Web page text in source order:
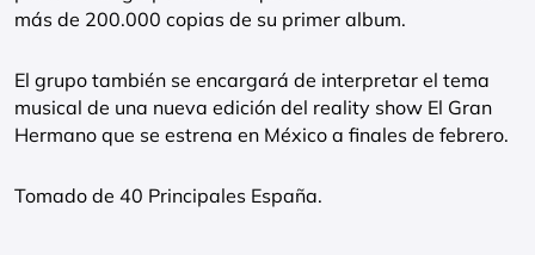
más de 200.000 copias de su primer album.
El grupo también se encargará de interpretar el tema
musical de una nueva edición del reality show El Gran
Hermano que se estrena en México a finales de febrero.
Tomado de 40 Principales España.